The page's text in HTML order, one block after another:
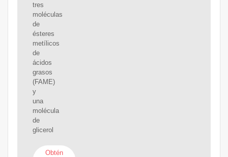
tres
moléculas
de
ésteres
metílicos
de
ácidos
grasos
(FAME)
y
una
molécula
de
glicerol
Obtén